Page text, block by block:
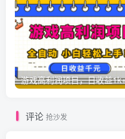
评论 抢沙发